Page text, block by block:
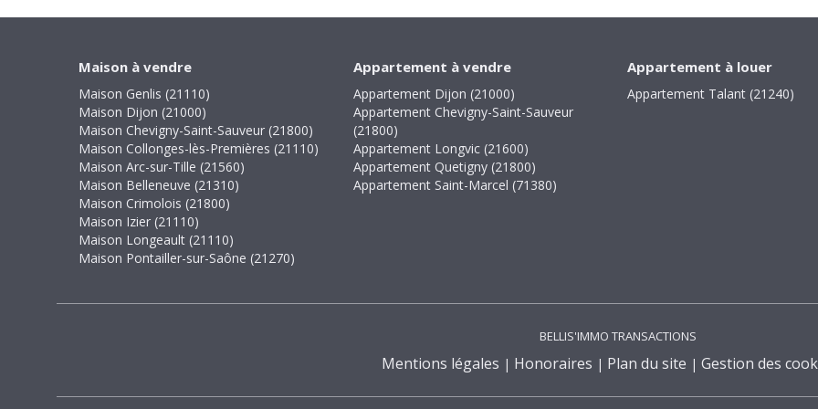
Maison à vendre
Maison Genlis (21110)
Maison Dijon (21000)
Maison Chevigny-Saint-Sauveur (21800)
Maison Collonges-lès-Premières (21110)
Maison Arc-sur-Tille (21560)
Maison Belleneuve (21310)
Maison Crimolois (21800)
Maison Izier (21110)
Maison Longeault (21110)
Maison Pontailler-sur-Saône (21270)
Appartement à vendre
Appartement Dijon (21000)
Appartement Chevigny-Saint-Sauveur
(21800)
Appartement Longvic (21600)
Appartement Quetigny (21800)
Appartement Saint-Marcel (71380)
Appartement à louer
Appartement Talant (21240)
BELLIS'IMMO TRANSACTIONS
Mentions légales Honoraires Plan du site Gestion des